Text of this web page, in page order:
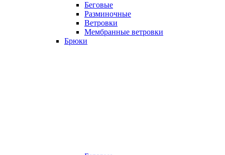
Беговые
Разминочные
Ветровки
Мембранные ветровки
Брюки